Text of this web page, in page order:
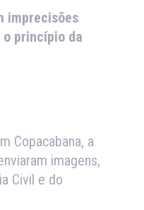
imprecisões
princípio da
Copacabana, a
imagens,
Civil e do